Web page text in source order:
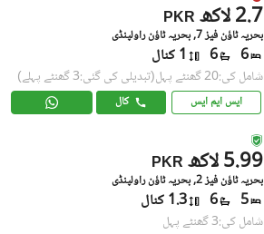
PKR 2.7 لاکھ
بحریہ ٹاؤن فیز 7, بحریہ ٹاؤن راولپنڈی
6
6 1 کنال
شامل کی:20 گھنٹے پہل (تبدیلی کی گئی:3 گھنٹے پہلے)
ایس ایم ایس کال
PKR 5.99 لاکھ
بحریہ ٹاؤن فیز 2, بحریہ ٹاؤن راولپنڈی
5
6 1.3 کنال
شامل کی:3 گھنٹے پہل